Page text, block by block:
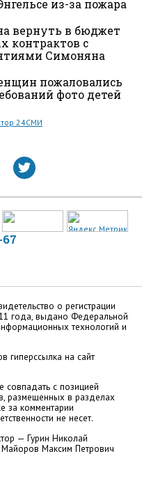
из-за пожара
вернуть в бюджет
контрактов с
Симоняна
пожаловались
фото детей
24СМИ
о регистрации
года, выдано Федеральной
технологий и
гиперссылка на сайт
совпадать с позицией
размещенных в разделах
за комментарии
не несет.
— Гурин Николай
Максим Петрович